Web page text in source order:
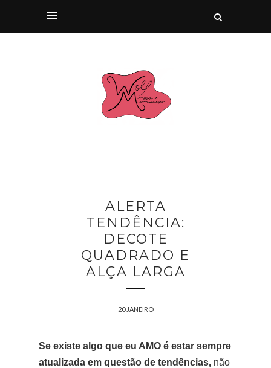
ALERTA
TENDÊNCIA:
DECOTE
QUADRADO E
ALÇA LARGA
20 JANEIRO
Se existe algo que eu AMO é estar sempre
atualizada em questão de tendências, não